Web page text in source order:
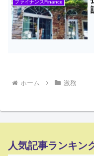
ファイナンスFinance
ホーム 激務
人気記事ランキン